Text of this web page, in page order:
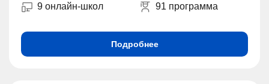
9 онлайн-школ 91 программа
Подробнее